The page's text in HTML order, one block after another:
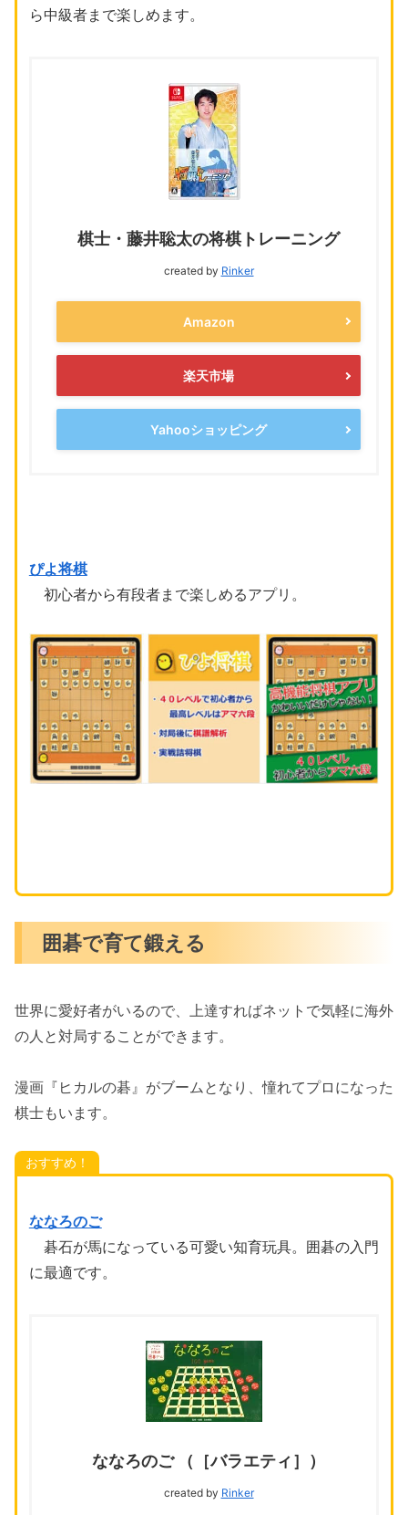
ら中級者まで楽しめます。
棋士・藤井聡太の将棋トレーニング
created by Rinker
Amazon
楽天市場
Yahooショッピング
ぴよ将棋
初心者から有段者まで楽しめるアプリ。
囲碁で育て鍛える
世界に愛好者がいるので、上達すればネットで気軽に海外
の人と対局することができます。
漫画『ヒカルの碁』がブームとなり、憧れてプロになった
棋士もいます。
おすすめ！
ななろのご
碁石が馬になっている可愛い知育玩具。囲碁の入門
に最適です。
ななろのご （［バラエティ］）
created by Rinker